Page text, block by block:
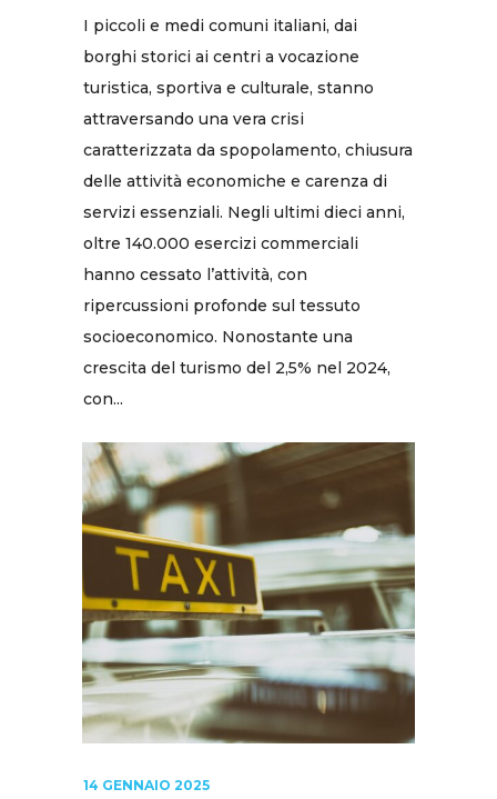
I piccoli e medi comuni italiani, dai
borghi storici ai centri a vocazione
turistica, sportiva e culturale, stanno
attraversando una vera crisi
caratterizzata da spopolamento, chiusura
delle attività economiche e carenza di
servizi essenziali. Negli ultimi dieci anni,
oltre 140.000 esercizi commerciali
hanno cessato l’attività, con
ripercussioni profonde sul tessuto
socioeconomico. Nonostante una
crescita del turismo del 2,5% nel 2024,
con...
14 GENNAIO 2025